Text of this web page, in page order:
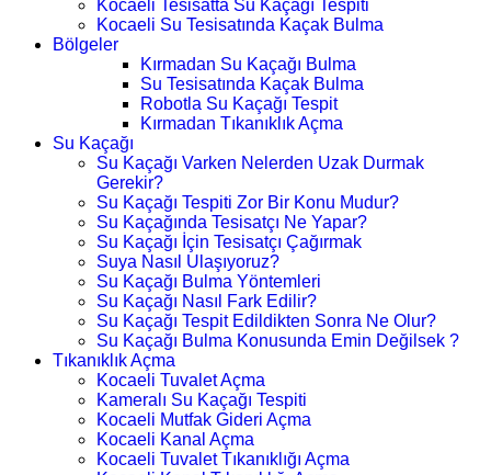
Kocaeli Tesisatta Su Kaçağı Tespiti
Kocaeli Su Tesisatında Kaçak Bulma
Bölgeler
Kırmadan Su Kaçağı Bulma
Su Tesisatında Kaçak Bulma
Robotla Su Kaçağı Tespit
Kırmadan Tıkanıklık Açma
Su Kaçağı
Su Kaçağı Varken Nelerden Uzak Durmak
Gerekir?
Su Kaçağı Tespiti Zor Bir Konu Mudur?
Su Kaçağında Tesisatçı Ne Yapar?
Su Kaçağı İçin Tesisatçı Çağırmak
Suya Nasıl Ulaşıyoruz?
Su Kaçağı Bulma Yöntemleri
Su Kaçağı Nasıl Fark Edilir?
Su Kaçağı Tespit Edildikten Sonra Ne Olur?
Su Kaçağı Bulma Konusunda Emin Değilsek ?
Tıkanıklık Açma
Kocaeli Tuvalet Açma
Kameralı Su Kaçağı Tespiti
Kocaeli Mutfak Gideri Açma
Kocaeli Kanal Açma
Kocaeli Tuvalet Tıkanıklığı Açma